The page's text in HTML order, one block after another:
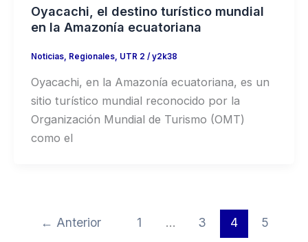
Oyacachi, el destino turístico mundial
en la Amazonía ecuatoriana
Noticias, Regionales, UTR 2 / y2k38
Oyacachi, en la Amazonía ecuatoriana, es un
sitio turístico mundial reconocido por la
Organización Mundial de Turismo (OMT)
como el
← Anterior 1 … 3 4
5